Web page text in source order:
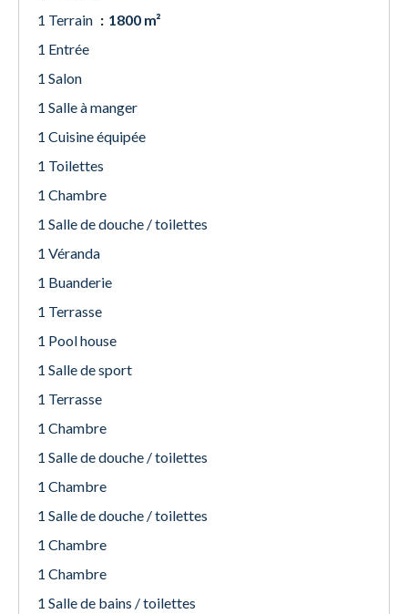
1 Terrain
1800 m²
1 Entrée
1 Salon
1 Salle à manger
1 Cuisine équipée
1 Toilettes
1 Chambre
1 Salle de douche / toilettes
1 Véranda
1 Buanderie
1 Terrasse
1 Pool house
1 Salle de sport
1 Terrasse
1 Chambre
1 Salle de douche / toilettes
1 Chambre
1 Salle de douche / toilettes
1 Chambre
1 Chambre
1 Salle de bains / toilettes